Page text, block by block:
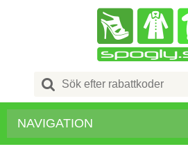
Search
for:
NAVIGATION